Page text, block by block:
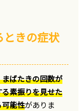
ときの症状
ばたきの回数が
素振りを見せた
可能性がありま